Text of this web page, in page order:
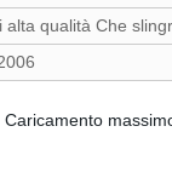
alta qualità Che